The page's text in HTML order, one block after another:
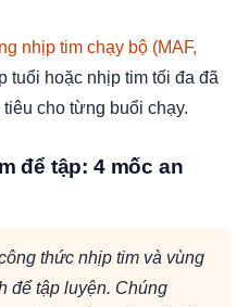
nhịp tim chạy bộ (MAF,
tuổi hoặc nhịp tim tối đa đã
cho từng buổi chạy.
để tập: 4 mốc an
thức nhịp tim và vùng
để tập luyện. Chúng